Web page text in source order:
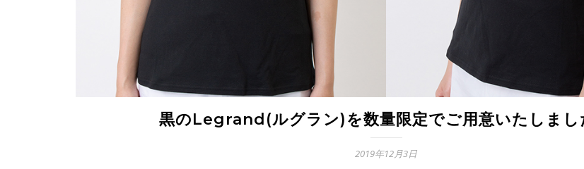
黒のLegrand(ルグラン)を数量限定でご用意いたしまし
2019年12月3日